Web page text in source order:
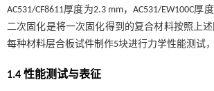
AC531/CF8611厚度为2.3 mm，AC531/EW100C
二次固化是将一次固化得到的复合材料按照上
每种材料层合板试件制作5块进行力学性能测试
1.4 性能测试与表征